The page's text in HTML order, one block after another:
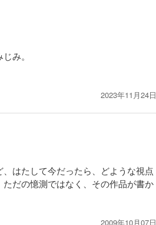
み。
2023年11月24日
はたして今だったら、どような視点
だの憶測ではなく、その作品が書か
2009年10月07日